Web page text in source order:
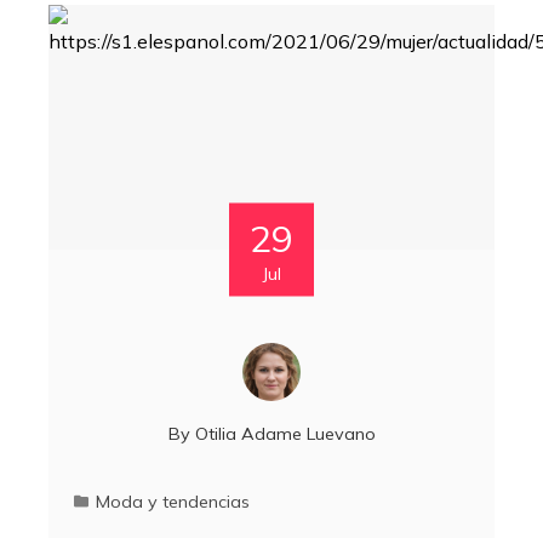
29
Jul
By Otilia Adame Luevano
Moda y tendencias